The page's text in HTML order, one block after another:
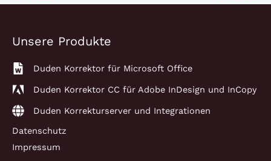
Unsere Produkte
Duden Korrektor für Microsoft Office
Duden Korrektor CC für Adobe InDesign und InCopy
Duden Korrekturserver und Integrationen
Datenschutz
Impressum